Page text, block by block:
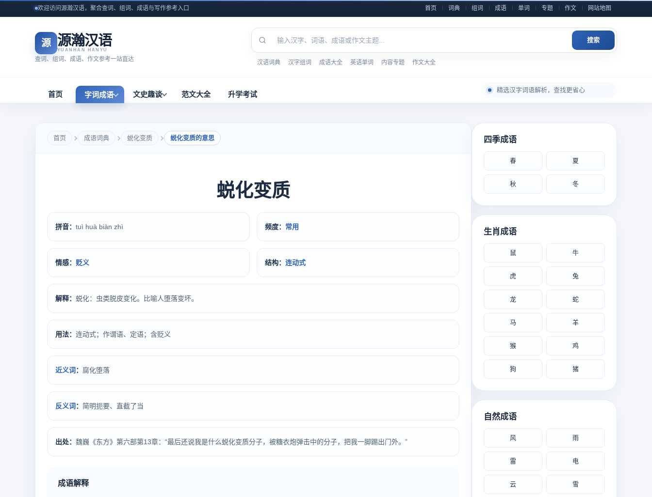
欢迎访问源瀚汉语，聚合查词、组词、成语与写作参考入口 首页 词典 组词 成语 单词 专题 作文 网站地图
源 源瀚汉语
YUANHAN HANYU
查词、组词、成语、作文参考一站直达
搜索
汉语词典 汉字组词 成语大全 英语单词 内容专题 作文大全
首页 字词成语 文史趣谈 范文大全 升学考试 精选汉字词语解析，查找更省心
小学到高中语文内容，分类检索更高效
作文金句和素材灵感，积累写作不发愁
每日积累一点，表达自然更从容
首页 成语词典 蜕化变质 蜕化变质的意思
蜕化变质
拼音： tuì huà biàn zhì 频度： 常用
情感： 贬义 结构： 连动式
解释： 蜕化：虫类脱皮变化。比喻人堕落变坏。
用法： 连动式；作谓语、定语；含贬义
近义词 ： 腐化堕落
反义词 ： 简明扼要、直截了当
出处： 魏巍《东方》第六部第13章：“最后还说我是什么蜕化变质分子，被糖衣炮弹击中的分子，把我一脚踢出门外。”
成语解释
四季成语
春 夏
秋 冬
生肖成语
鼠 牛
虎 兔
龙 蛇
马 羊
猴 鸡
狗 猪
自然成语
风 雨
雷 电
云 雪